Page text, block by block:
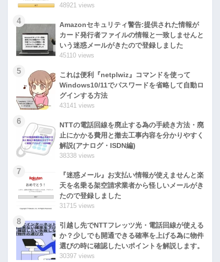
48921 views
4
Amazonセキュリティ警告:提供された情報が
カード発行者ファイルの情報と一致しませんと
いう迷惑メールがきたので登録しました
45110 views
5
これは便利『netplwiz』コマンドを使って
Windows10/11でパスワードを省略して自動ロ
グインする方法
43141 views
6
NTTの電話回線を廃止する為の手続き方法・廃
止にかかる費用と撤去工事内容を分かりやすく
解説(アナログ・ISDN編)
38338 views
7
『迷惑メール』お支払い情報が使えませんと楽
天を名乗る架空請求業者から怪しいメールがき
たので登録しました
31715 views
8
引越し先でNTTフレッツ光・電話回線が使える
か？少しでも開通できる確率を上げる為に物件
選びの時に確認したいポイントを解説します。
30397 views